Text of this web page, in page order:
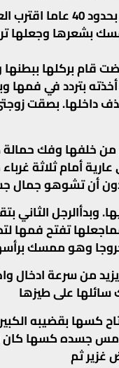
كان معلمهم كبيرا في العمر ويتعدا ال65
بشعرها وجعلها
قام بركلها
بتردد في فمها
داخلها. بصقت
خلفها وفك حمالة
أمام ثلاثة
أن تشوهو جمال
وبدأالرجل الثاني
تفتح فمها
وهو ممسك
من سرعة ادخال
على طيزها
كسها بقضيبه
جسده كسها
غزير ثم